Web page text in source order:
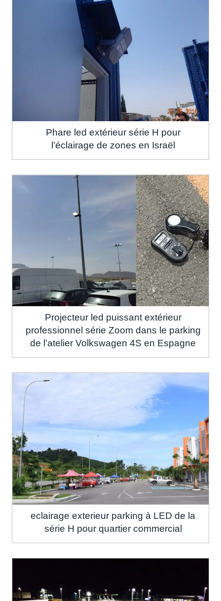
Phare led extérieur série H pour
l’éclairage de zones en Israël
Projecteur led puissant extérieur
professionnel série Zoom dans le parking
de l’atelier Volkswagen 4S en Espagne
eclairage exterieur parking à LED de la
série H pour quartier commercial